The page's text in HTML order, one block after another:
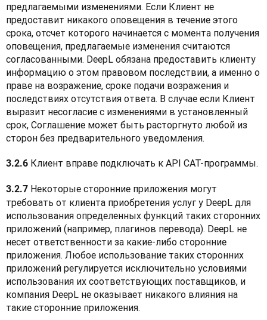
предлагаемыми изменениями. Если Клиент не
предоставит никакого оповещения в течение этого
срока, отсчет которого начинается с момента получения
оповещения, предлагаемые изменения считаются
согласованными. DeepL обязана предоставить клиенту
информацию о этом правовом последствии, а именно о
праве на возражение, сроке подачи возражения и
последствиях отсутствия ответа. В случае если Клиент
выразит несогласие с изменениями в установленный
срок, Соглашение может быть расторгнуто любой из
сторон без предварительного уведомления.
3.2.6 Клиент вправе подключать к API CAT-программы.
3.2.7 Некоторые сторонние приложения могут
требовать от клиента приобретения услуг у DeepL для
использования определенных функций таких сторонних
приложений (например, плагинов перевода). DeepL не
несет ответственности за какие-либо сторонние
приложения. Любое использование таких сторонних
приложений регулируется исключительно условиями
использования их соответствующих поставщиков, и
компания DeepL не оказывает никакого влияния на
такие сторонние приложения.